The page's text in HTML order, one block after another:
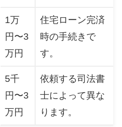
1万
円〜3
万円
住宅ローン完済
時の手続きで
す。
5千
円〜3
万円
依頼する司法書
士によって異な
ります。